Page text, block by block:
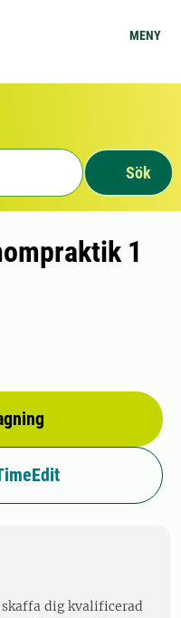
MENY
Sök
1
dig kvalificerad